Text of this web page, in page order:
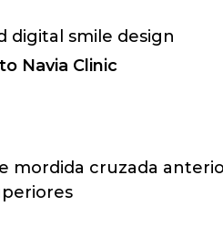
digital smile design
Navia Clinic